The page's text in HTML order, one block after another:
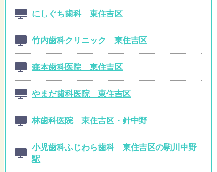
にしぐち歯科 東住吉区
竹内歯科クリニック 東住吉区
森本歯科医院 東住吉区
やまだ歯科医院 東住吉区
林歯科医院 東住吉区・針中野
小児歯科ふじわら歯科 東住吉区の駒川中野
駅